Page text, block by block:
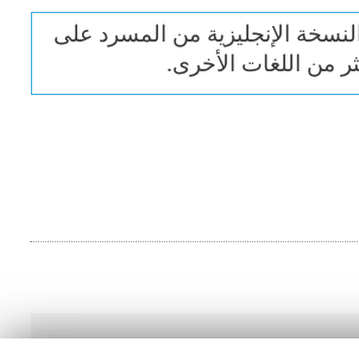
الإنجليزية من المسرد على
من اللغات الأخرى.